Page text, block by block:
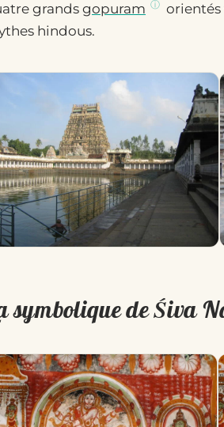
grands gopuram
orientés
hindous.
symbolique de Śiva